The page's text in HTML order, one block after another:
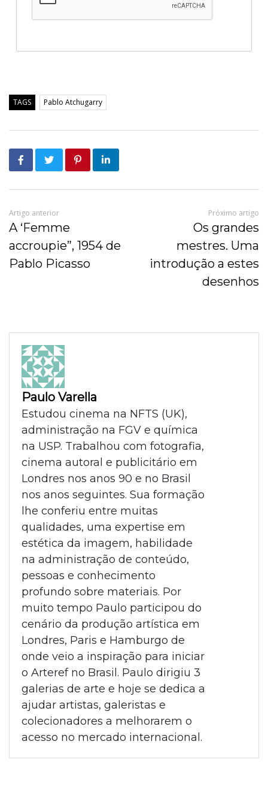
TAGS Pablo Atchugarry
Artigo anterior
A ‘Femme
accroupie”, 1954 de
Pablo Picasso
Próximo artigo
Os grandes
mestres. Uma
introdução a estes
desenhos
Paulo Varella
Estudou cinema na NFTS (UK),
administração na FGV e química
na USP. Trabalhou com fotografia,
cinema autoral e publicitário em
Londres nos anos 90 e no Brasil
nos anos seguintes. Sua formação
lhe conferiu entre muitas
qualidades, uma expertise em
estética da imagem, habilidade
na administração de conteúdo,
pessoas e conhecimento
profundo sobre materiais. Por
muito tempo Paulo participou do
cenário da produção artística em
Londres, Paris e Hamburgo de
onde veio a inspiração para iniciar
o Arteref no Brasil. Paulo dirigiu 3
galerias de arte e hoje se dedica a
ajudar artistas, galeristas e
colecionadores a melhorarem o
acesso no mercado internacional.